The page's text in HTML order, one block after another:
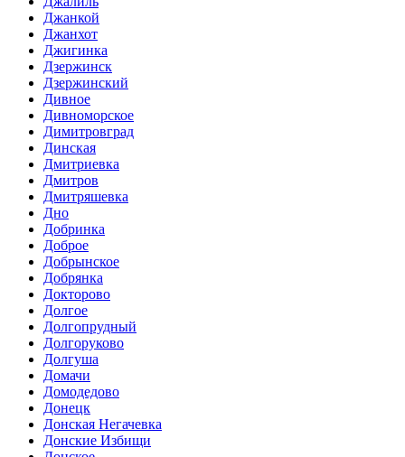
Джанкой
Джанхот
Джигинка
Дзержинск
Дзержинский
Дивное
Дивноморское
Димитровград
Динская
Дмитриевка
Дмитров
Дмитряшевка
Дно
Добринка
Доброе
Добрынское
Добрянка
Докторово
Долгое
Долгопрудный
Долгоруково
Долгуша
Домачи
Домодедово
Донецк
Донская Негачевка
Донские Избищи